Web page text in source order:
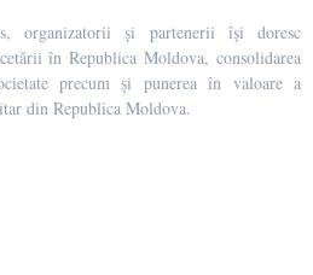
organizatorii și partenerii își doresc
în Republica Moldova, consolidarea
precum și punerea în valoare a
din Republica Moldova.